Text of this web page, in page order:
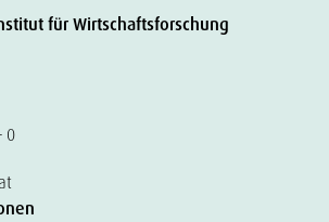
für Wirtschaftsforschung
0